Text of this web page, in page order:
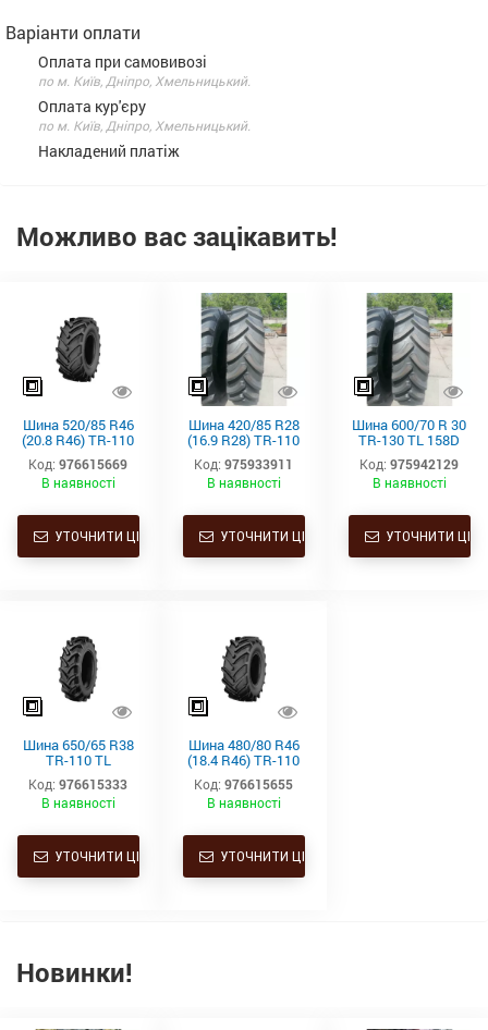
Варіанти оплати
Оплата при самовивозі
по м. Київ, Дніпро, Хмельницький.
Оплата кур'єру
по м. Київ, Дніпро, Хмельницький.
Накладений платіж
Можливо вас зацікавить!
Шина 520/85 R46
(20.8 R46) TR-110
TL 158A8/155B
Starmaxx
Код: 976615669
В наявності
УТОЧНИТИ ЦІНУ
Шина 420/85 R28
(16.9 R28) TR-110
TL 139A8/136B
Starmaxx
Код: 975933911
В наявності
УТОЧНИТИ ЦІНУ
Шина 600/70 R 30
TR-130 TL 158D
Starmaxx
Код: 975942129
В наявності
УТОЧНИТИ ЦІНУ
Шина 650/65 R38
TR-110 TL
163D/166A8
Starmaxx
Код: 976615333
В наявності
УТОЧНИТИ ЦІНУ
Шина 480/80 R46
(18.4 R46) TR-110
TL 158A8/158B
Starmaxx
Код: 976615655
В наявності
УТОЧНИТИ ЦІНУ
Новинки!